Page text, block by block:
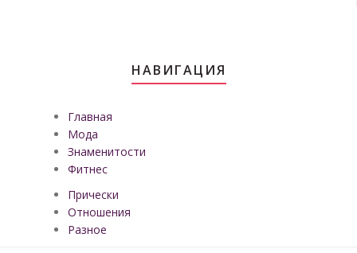
НАВИГАЦИЯ
Главная
Мода
Знаменитости
Фитнес
Прически
Отношения
Разное